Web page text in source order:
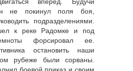
не покинул поля боя,
подразделениями.
к реке Радомке и под
форсировал ее.
остановить наши
рубеже были сорваны.
боевой приказ и своим